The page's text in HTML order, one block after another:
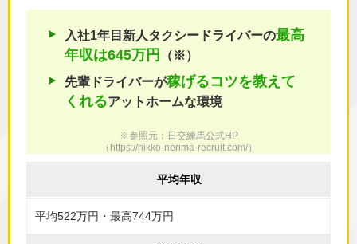
入社1年目新人タクシードライバーの最高
年収は645万円
（※）
先輩ドライバーが稼げるコツを教えて
くれるアットホームな環境
※参照元：日交練馬公式HP
（ https://nikko-nerima-recruit.com/）
平均年収
平均522万円・最高744万円